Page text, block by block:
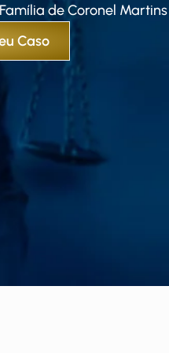
de Coronel Martins
Caso